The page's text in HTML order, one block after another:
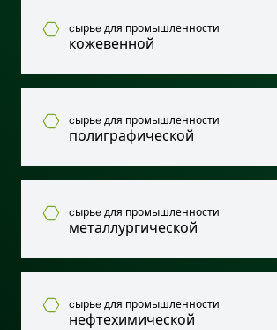
cырьe для промышленности
кожевенной
cырьe для промышленности
полиграфической
cырьe для промышленности
металлургической
cырьe для промышленности
нефтехимической